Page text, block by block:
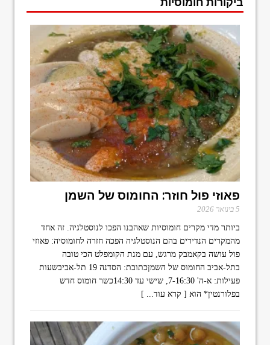
פאוזי פול חוזר: החומוס של השמן
5 בינואר 2026
ביותר מדי מקרים חומוסיות שאהבנו הפכו לנוסטלגיה. זה אחד
מהמקרים הנדירים בהם הנוסטלגיה הפכה חזרה לחומוסיה: פאוזי
פול עושה בקאמבק מרגש, עם מנת הקומפלט הכי טובה
בתל-אביב החומוס של השמןכתובת: הסדנה 19 תל-אביבשעות
פעילות: א-ה' 7-16:30, שישי עד 14:30כשר חומוס חדש
בפלורנטין* הוא [ קרא עוד... ]